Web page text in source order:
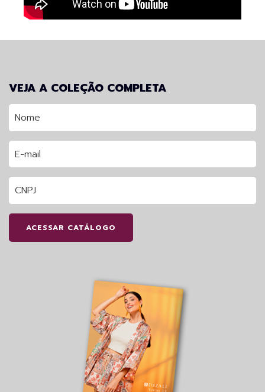
VEJA A COLEÇÃO COMPLETA